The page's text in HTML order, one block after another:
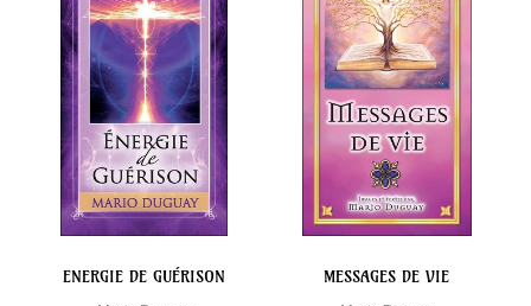
ENERGIE DE GUÉRISON MESSAGES DE VIE